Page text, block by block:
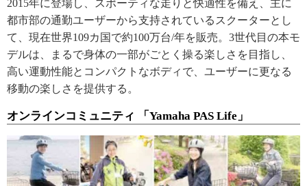
2015年に登場し、スポーティな走りと快適性を備え、主に
都市部の通勤ユーザーから支持されているスクーターとし
て、現在世界109カ国で約100万台/年を販売。3世代目の本モ
デルは、まるで身体の一部がごとく操る楽しさを目指し、
高い運動性能とコンパクトなボディで、ユーザーに更なる
移動の楽しさを提供する。
オンラインコミュニティ 「Yamaha PAS Life」